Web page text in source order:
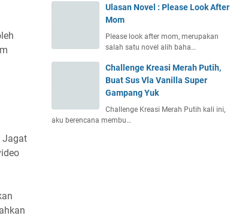
Jagat
Ulasan Novel : Please Look After
Mom
Please look after mom, merupakan
salah satu novel alih baha…
Challenge Kreasi Merah Putih,
Buat Sus Vla Vanilla Super
Gampang Yuk
Challenge Kreasi Merah Putih kali ini,
aku berencana membu…